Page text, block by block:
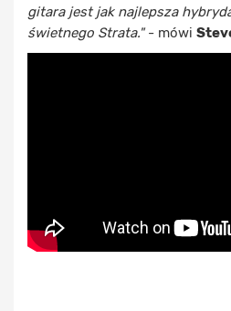
gitara jest jak najlepsza
świetnego Strata."- mówi